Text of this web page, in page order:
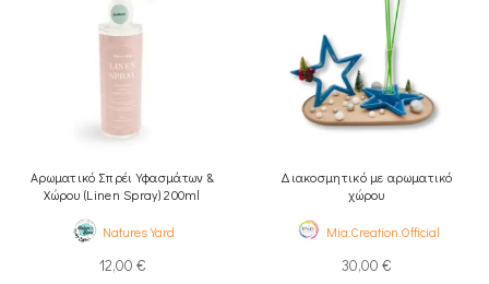
Αρωματικό Σπρέι Υφασμάτων &
Χώρου (Linen Spray) 200ml
Natures Yard
12,00 €
Διακοσμητικό με αρωματικό
χώρου
Mia.Creation.Official
30,00 €